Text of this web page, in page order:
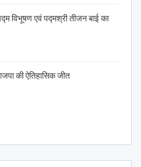
विभूषण एवं पद्मश्री तीजन बाई का
की ऐतिहासिक जीत